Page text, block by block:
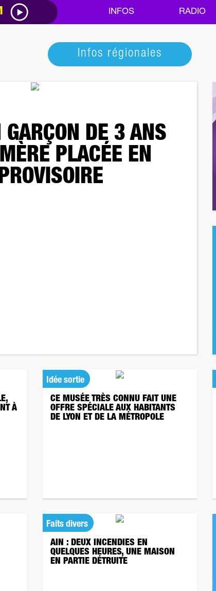
INFOS RADIO
Infos régionales
DE 3 ANS
PLACÉE EN
À
Idée sortie
CE MUSÉE TRÈS CONNU FAIT UNE
OFFRE SPÉCIALE AUX HABITANTS
DE LYON ET DE LA MÉTROPOLE
Faits divers
AIN : DEUX INCENDIES EN
QUELQUES HEURES, UNE MAISON
EN PARTIE DÉTRUITE